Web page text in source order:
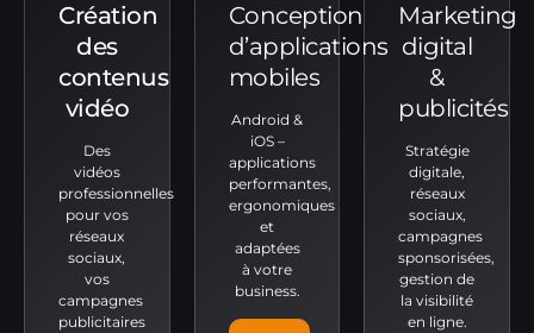
Création
des
contenus
vidéo
Des
vidéos
professionnelles
pour vos
réseaux
sociaux,
vos
campagnes
publicitaires
Conception
d’applications
mobiles
Android &
iOS –
applications
performantes,
ergonomiques
et
adaptées
à votre
business.
Marketing
digital
&
publicités
Stratégie
digitale,
réseaux
sociaux,
campagnes
sponsorisées,
gestion de
la visibilité
en ligne.